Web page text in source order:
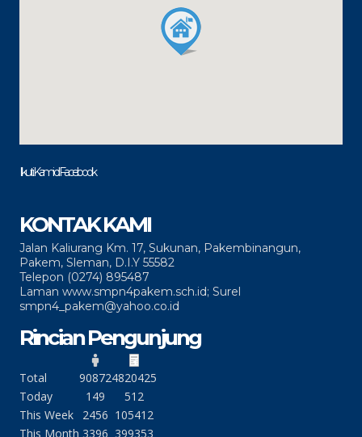
Ikuti Kami di Facebook
KONTAK KAMI
Jalan Kaliurang Km. 17, Sukunan, Pakembinangun,
Pakem, Sleman, D.I.Y 55582
Telepon (0274) 895487
Laman www.smpn4pakem.sch.id; Surel
smpn4_pakem@yahoo.co.id
Rincian Pengunjung
Total 908724820425
Today
149
512
This Week
2456 105412
This Month 3396 399353